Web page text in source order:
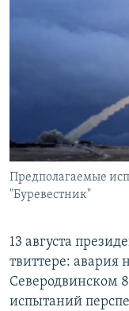
РАСПИСАНИЕ
ПОДПИШИТЕСЬ
СОЦИАЛЬНЫЕ СЕТИ
Предполагаемые
"Буревестник"
13 августа
твиттере: авария
Северодвинском
испытаний